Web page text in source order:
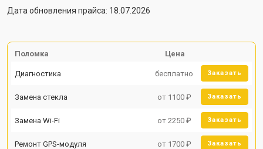
Дата обновления прайса: 18.07.2026
Поломка Цена
Диагностика бесплатно Заказать
Замена стекла от 1100 ₽ Заказать
Замена Wi-Fi от 2250 ₽ Заказать
Ремонт GPS-модуля от 1700 ₽ Заказать